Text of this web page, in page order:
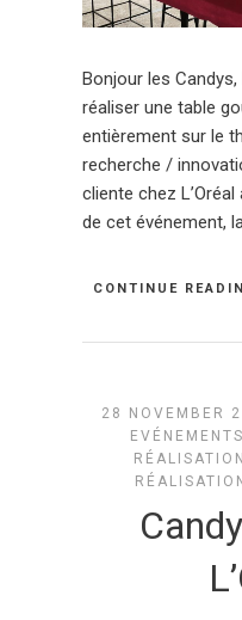
Bonjour les Candys,
réaliser une table
entièrement sur le
recherche /
cliente chez
de cet événement,
CONTINUE
28 NOVEMBER